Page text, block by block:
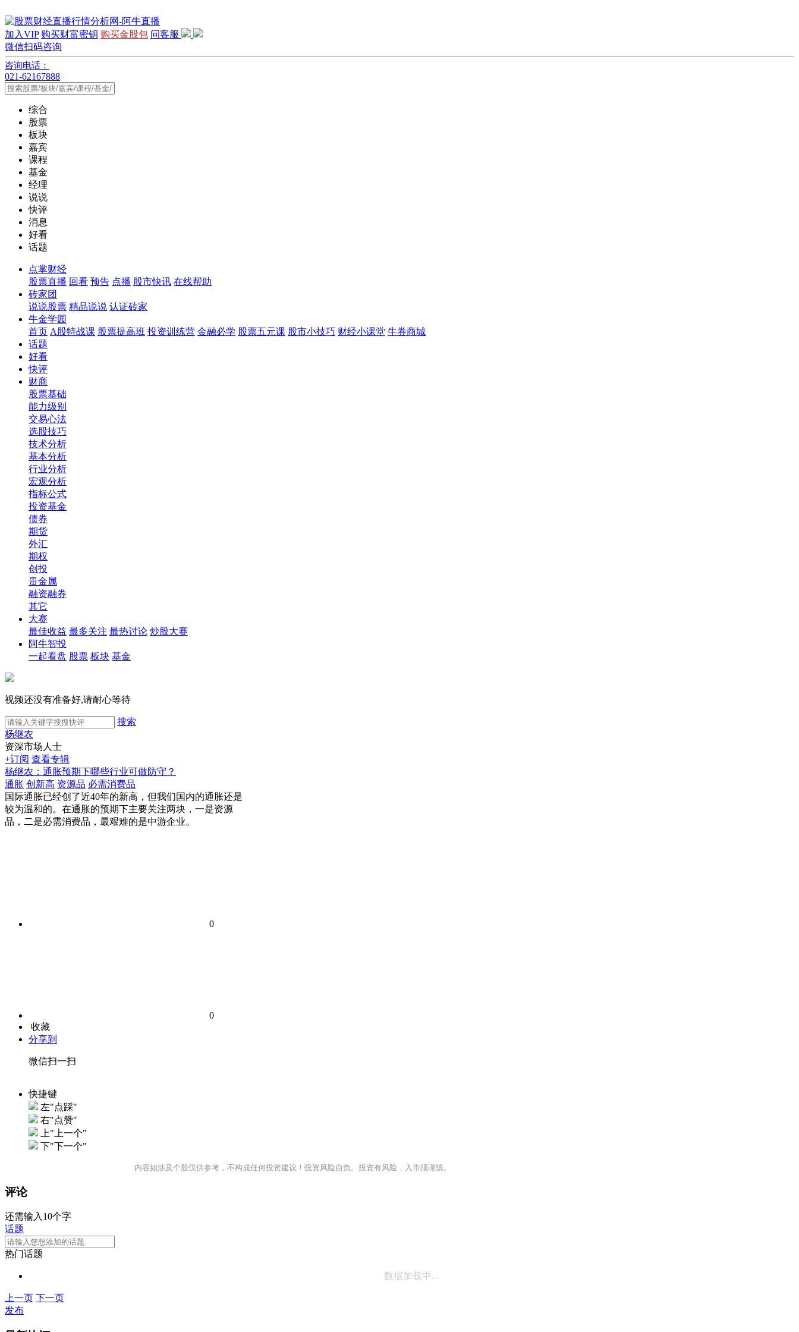
加入VIP 购买财富密钥 购买金股包 问客服
微信扫码咨询
咨询电话：
021-62167888
综合
股票
板块
嘉宾
课程
基金
经理
说说
快评
消息
好看
话题
点掌财经
股票直播 回看 预告 点播 股市快讯 在线帮助
砖家团
说说股票 精品说说 认证砖家
牛金学园
首页 A股特战课 股票提高班 投资训练营 金融必学 股票五元课 股市小技巧 财经小课堂 牛券商城
话题
好看
快评
财商
股票基础
能力级别
交易心法
选股技巧
技术分析
基本分析
行业分析
宏观分析
指标公式
投资基金
债券
期货
外汇
期权
创投
贵金属
融资融券
其它
大赛
最佳收益 最多关注 最热讨论 炒股大赛
阿牛智投
一起看盘 股票 板块 基金
视频还没有准备好,请耐心等待
搜索
杨继农
资深市场人士
+订阅 查看专辑
杨继农：通胀预期下哪些行业可做防守？
通胀 创新高 资源品 必需消费品
国际通胀已经创了近40年的新高，但我们国内的通胀还是
较为温和的。在通胀的预期下主要关注两块，一是资源
品，二是必需消费品，最艰难的是中游企业。
0
0
收藏
分享到
微信扫一扫
快捷键
左"点踩"
右"点赞"
上"上一个"
下"下一个"
内容如涉及个股仅供参考，不构成任何投资建议！投资风险自负。投资有风险，入市须谨慎。
评论
还需输入10个字
话题
热门话题
数据加载中...
上一页 下一页
发布